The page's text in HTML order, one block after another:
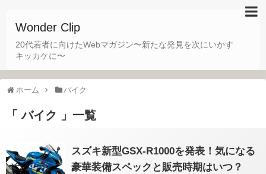
Wonder Clip
20代若者に向けたWebマガジン〜新たな発見を次にいかす
キッカケに〜
ホーム バイク
「 バイク 」一覧
スズキ新型GSX-R1000を発表！気になる
豪華装備スペックと販売時期はいつ？